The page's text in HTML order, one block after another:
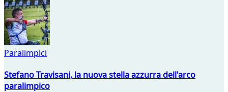
Paralimpici
Stefano Travisani, la nuova stella azzurra dell'arco
paralimpico